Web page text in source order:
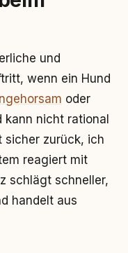
und
wenn ein Hund
oder
kann nicht rational
sicher zurück, ich
reagiert mit
schlägt schneller,
handelt aus